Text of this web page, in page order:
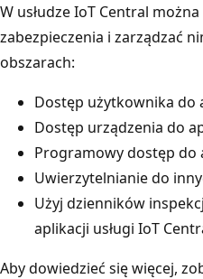
W usłudze IoT Central
zabezpieczenia i zarządzać
obszarach:
Dostęp użytkownika do
Dostęp urządzenia do
Programowy dostęp do
Uwierzytelnianie do
Użyj dzienników
aplikacji usługi IoT
Aby dowiedzieć się więcej,